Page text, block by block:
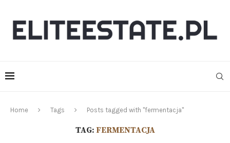
Home Tags Posts tagged with "fermentacja"
TAG: FERMENTACJA